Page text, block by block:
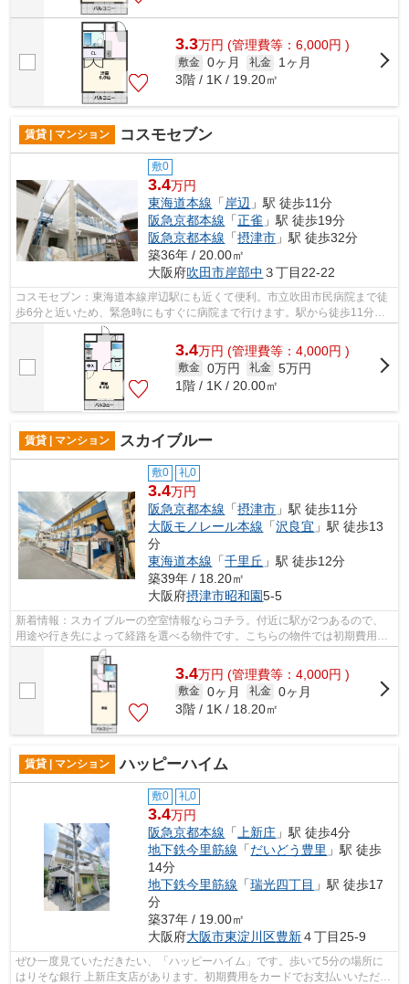
3.3万円 (管理費等：6,000円 )
敷金 0ヶ月 礼金
1ヶ月
3階 / 1K / 19.20㎡
賃貸 | マンション コスモセブン
敷0
3.4万円
東海道本線 「岸辺 」駅 徒歩11分
阪急京都本線 「正雀 」駅 徒歩19分
阪急京都本線 「摂津市 」駅 徒歩32分
築36年 / 20.00㎡
大阪府吹田市岸部中 ３丁目22-22
コスモセブン：東海道本線岸辺駅にも近くて便利。市立吹田市民病院まで徒
歩6分と近いため、緊急時にもすぐに病院まで行けます。駅から徒歩11分の
ところにある物件はいかがでしょうか。...
3.4万円 (管理費等：4,000円 )
敷金 0万円 礼金 5万円
1階 / 1K / 20.00㎡
賃貸 | マンション スカイブルー
敷0 礼0
3.4万円
阪急京都本線 「摂津市 」駅 徒歩11分
大阪モノレール本線 「沢良宜 」駅 徒歩13
分
東海道本線 「千里丘 」駅 徒歩12分
築39年 / 18.20㎡
大阪府摂津市昭和園5-5
新着情報：スカイブルーの空室情報ならコチラ。付近に駅が2つあるので、
用途や行き先によって経路を選べる物件です。こちらの物件では初期費用を
カードでお支払いいただけます。音に敏...
3.4万円 (管理費等：4,000円 )
敷金 0ヶ月 礼金 0ヶ月
3階 / 1K / 18.20㎡
賃貸 | マンション ハッピーハイム
敷0 礼0
3.4万円
阪急京都本線 「 上新庄 」駅 徒歩4分
地下鉄今里筋線 「だいどう豊里 」駅 徒歩
14分
地下鉄今里筋線 「瑞光四丁目 」駅 徒歩17
分
築37年 / 19.00㎡
大阪府大阪市東淀川区豊新４丁目25-9
ぜひ一度見ていただきたい、「ハッピーハイム」です。歩いて5分の場所に
はりそな銀行 上新庄支店があります。初期費用をカードでお支払いいただけ